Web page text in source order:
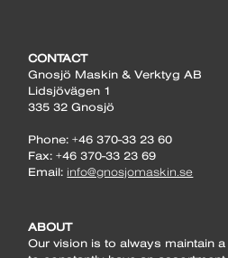
CONTACT
Gnosjö Maskin & Verktyg AB
Lidsjövägen 1
335 32 Gnosjö
Phone: +46 370-33 23 60
Fax: +46 370-33 23 69
Email: info@gnosjomaskin.se
ABOUT
Our vision is to always maintain